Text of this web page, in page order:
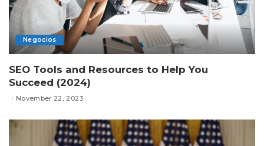
Negocios
SEO Tools and Resources to Help You
Succeed (2024)
November 22, 2023